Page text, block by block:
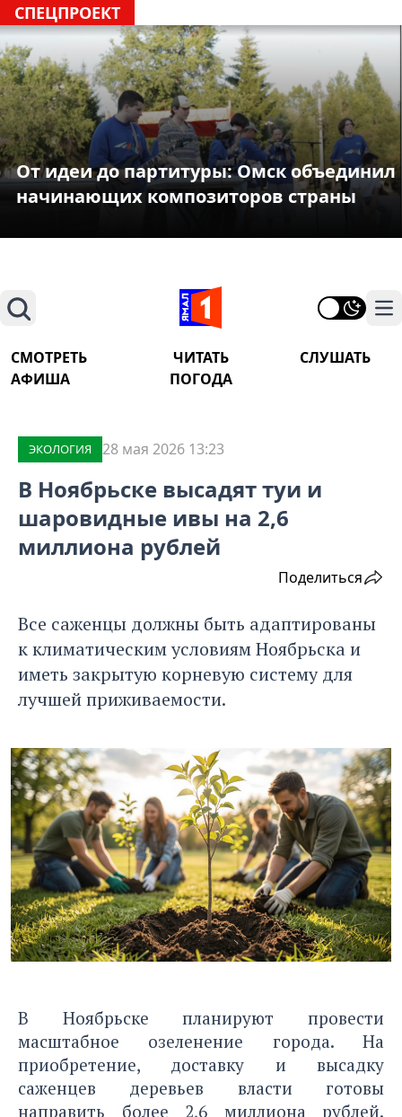
СПЕЦПРОЕКТ
От идеи до партитуры: Омск объединил
начинающих композиторов страны
Поиск
СМОТРЕТЬ ЧИТАТЬ
СЛУШАТЬ
АФИША
ПОГОДА
ЭКОЛОГИЯ 28 мая 2026 13:23
В Ноябрьске высадят туи и
шаровидные ивы на 2,6
миллиона рублей
Поделиться
Все саженцы должны быть адаптированы
к климатическим условиям Ноябрьска и
иметь закрытую корневую систему для
лучшей приживаемости.
В Ноябрьске планируют провести
масштабное озеленение города. На
приобретение, доставку и высадку
саженцев деревьев власти готовы
направить более 2,6 миллиона рублей.